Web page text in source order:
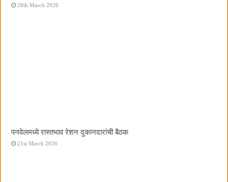
28th March 2026
पनवेलमध्ये रास्तभाव रेशन दुकानदारांची बैठक
21st March 2026